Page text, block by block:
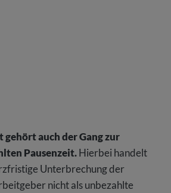
auch der Gang zur
Pausenzeit.Hierbei handelt
Unterbrechung der
nicht als unbezahlte